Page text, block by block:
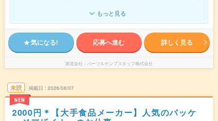
もっと見る
気になる! 応募へ進む 詳しく見る
派遣会社 パーソルテンプスタッフ株式会社
未読
NEW
掲載日 2026/08/07
2000円＊【大手食品メーカー】人気のパッケ